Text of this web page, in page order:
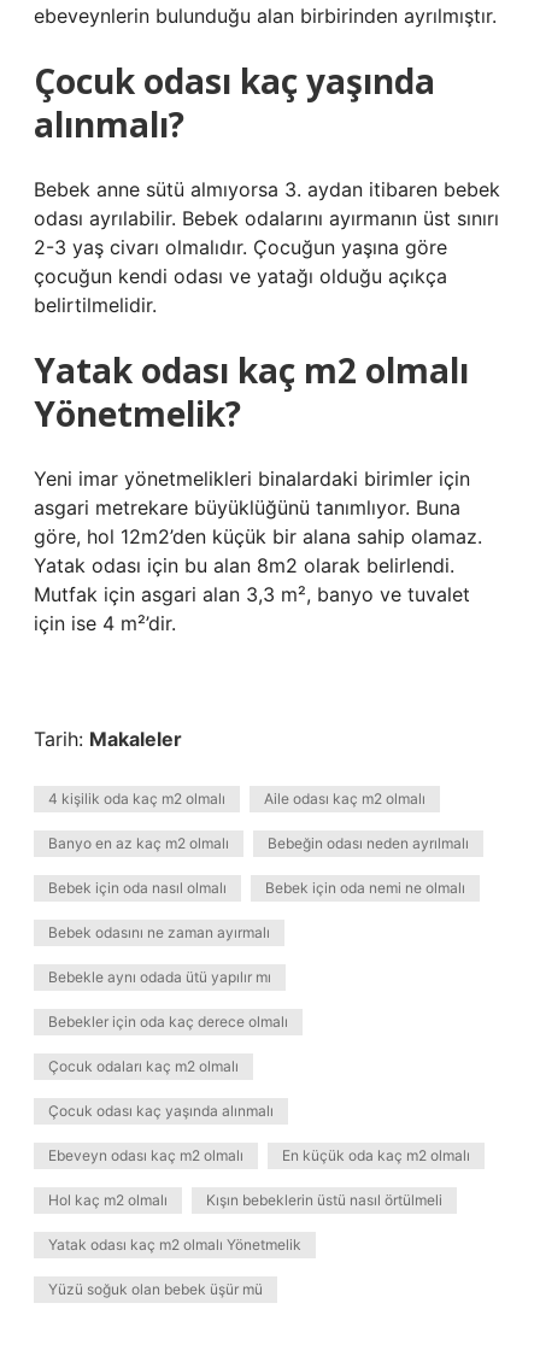
ebeveynlerin bulunduğu alan birbirinden ayrılmıştır.
Çocuk odası kaç yaşında
alınmalı?
Bebek anne sütü almıyorsa 3. aydan itibaren bebek
odası ayrılabilir. Bebek odalarını ayırmanın üst sınırı
2-3 yaş civarı olmalıdır. Çocuğun yaşına göre
çocuğun kendi odası ve yatağı olduğu açıkça
belirtilmelidir.
Yatak odası kaç m2 olmalı
Yönetmelik?
Yeni imar yönetmelikleri binalardaki birimler için
asgari metrekare büyüklüğünü tanımlıyor. Buna
göre, hol 12m2’den küçük bir alana sahip olamaz.
Yatak odası için bu alan 8m2 olarak belirlendi.
Mutfak için asgari alan 3,3 m², banyo ve tuvalet
için ise 4 m²’dir.
Tarih: Makaleler
4 kişilik oda kaç m2 olmalı Aile odası kaç m2 olmalı
Banyo en az kaç m2 olmalı Bebeğin odası neden ayrılmalı
Bebek için oda nasıl olmalı Bebek için oda nemi ne olmalı
Bebek odasını ne zaman ayırmalı
Bebekle aynı odada ütü yapılır mı
Bebekler için oda kaç derece olmalı
Çocuk odaları kaç m2 olmalı
Çocuk odası kaç yaşında alınmalı
Ebeveyn odası kaç m2 olmalı En küçük oda kaç m2 olmalı
Hol kaç m2 olmalı Kışın bebeklerin üstü nasıl örtülmeli
Yatak odası kaç m2 olmalı Yönetmelik
Yüzü soğuk olan bebek üşür mü